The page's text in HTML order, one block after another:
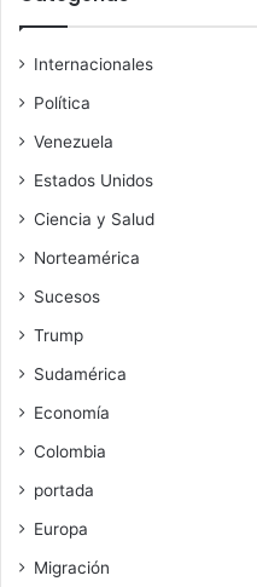
Internacionales
Política
Venezuela
Estados Unidos
Ciencia y Salud
Norteamérica
Sucesos
Trump
Sudamérica
Economía
Colombia
portada
Europa
Migración